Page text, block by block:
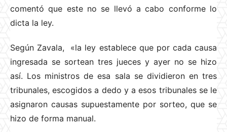
comentó que este no se llevó a cabo conforme lo
dicta la ley.
Según Zavala, «la ley establece que por cada causa
ingresada se sortean tres jueces y ayer no se hizo
así. Los ministros de esa sala se dividieron en tres
tribunales, escogidos a dedo y a esos tribunales se le
asignaron causas supuestamente por sorteo, que se
hizo de forma manual.